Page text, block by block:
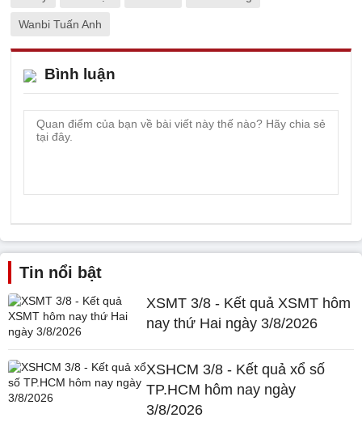
Wanbi Tuấn Anh
Bình luận
Tin nổi bật
XSMT 3/8 - Kết quả XSMT hôm
nay thứ Hai ngày 3/8/2026
XSHCM 3/8 - Kết quả xổ số
TP.HCM hôm nay ngày
3/8/2026